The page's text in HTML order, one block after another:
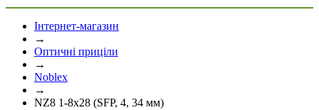
Інтернет-магазин
→
Оптичні приціли
→
Noblex
→
NZ8 1-8x28 (SFP, 4, 34 мм)